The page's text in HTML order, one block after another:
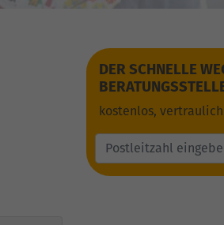
DER SCHNELLE
kostenlos,